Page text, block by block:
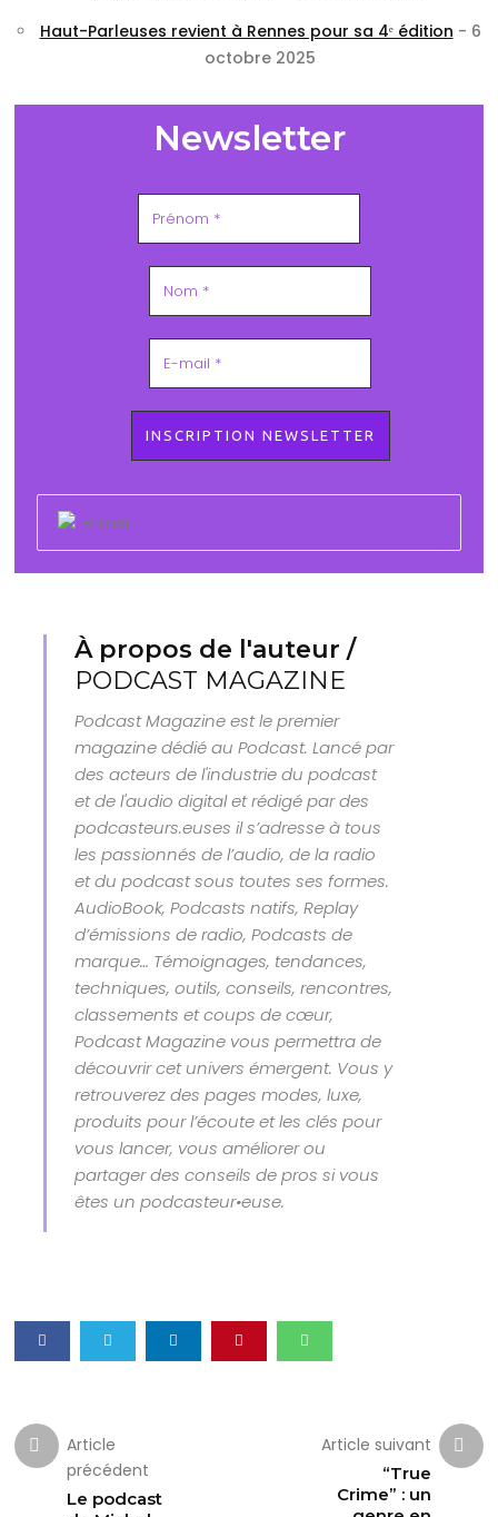
Haut-Parleuses revient à Rennes pour sa 4ᵉ édition - 6
octobre 2025
Newsletter
À propos de l'auteur /
PODCAST MAGAZINE
Podcast Magazine est le premier
magazine dédié au Podcast. Lancé par
des acteurs de l'industrie du podcast
et de l'audio digital et rédigé par des
podcasteurs.euses il s’adresse à tous
les passionnés de l’audio, de la radio
et du podcast sous toutes ses formes.
AudioBook, Podcasts natifs, Replay
d’émissions de radio, Podcasts de
marque… Témoignages, tendances,
techniques, outils, conseils, rencontres,
classements et coups de cœur,
Podcast Magazine vous permettra de
découvrir cet univers émergent. Vous y
retrouverez des pages modes, luxe,
produits pour l’écoute et les clés pour
vous lancer, vous améliorer ou
partager des conseils de pros si vous
êtes un podcasteur•euse.
Article
précédent
Le podcast
Article suivant
“True
Crime” : un